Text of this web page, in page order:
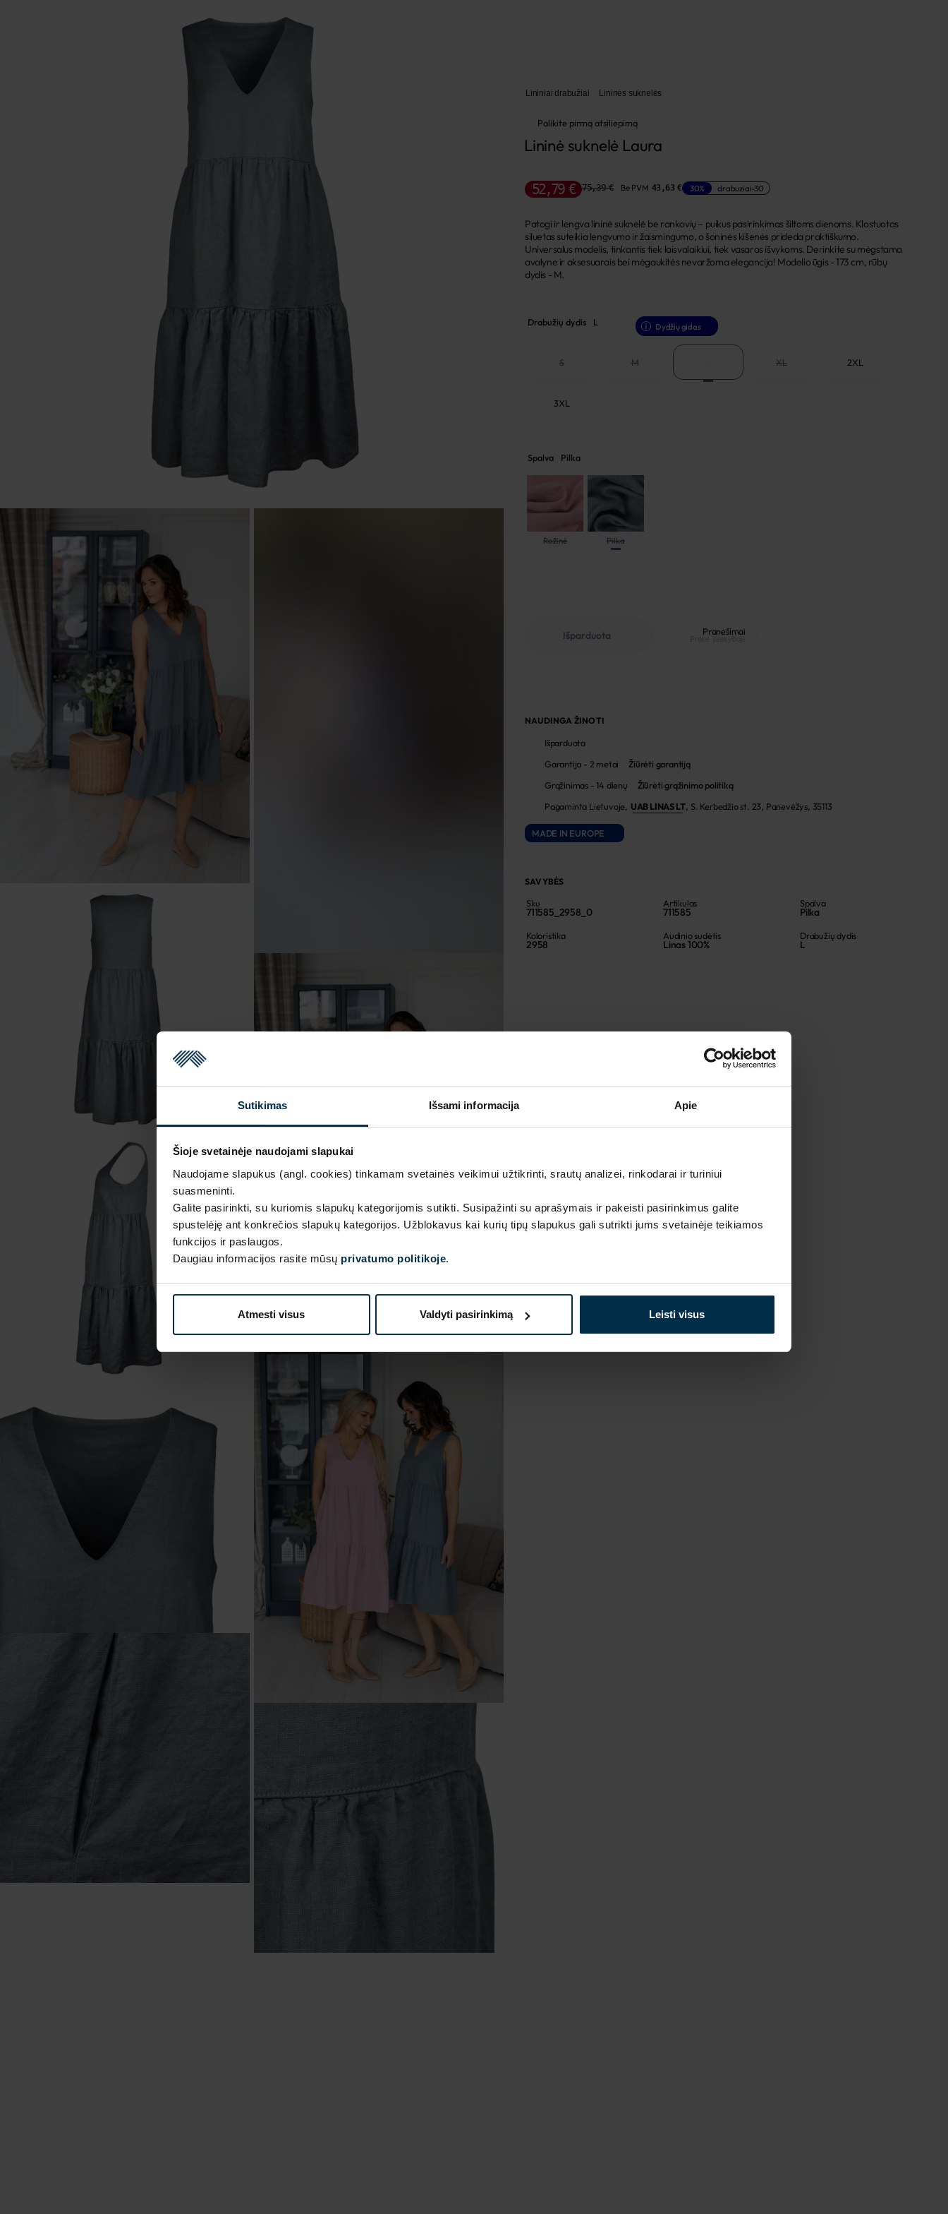
Sutikimas Išsami informacija Apie
Šioje svetainėje naudojami slapukai
Naudojame slapukus (angl. cookies) tinkamam svetainės veikimui užtikrinti, srautų analizei, rinkodarai ir turiniui
suasmeninti.
Galite pasirinkti, su kuriomis slapukų kategorijomis sutikti. Susipažinti su aprašymais ir pakeisti pasirinkimus galite
spustelėję ant konkrečios slapukų kategorijos. Užblokavus kai kurių tipų slapukus gali sutrikti jums svetainėje teikiamos
funkcijos ir paslaugos.
Daugiau informacijos rasite mūsų privatumo politikoje.
Atmesti visus Valdyti pasirinkimą Leisti visus
Lininiai drabužiai Lininės suknelės
Palikite pirmą atsiliepimą
Lininė suknelė Laura
52,79 € 75,39 € Be PVM 43,63 € 30% drabuziai-30
Patogi ir lengva lininė suknelė be rankovių – puikus pasirinkimas šiltoms dienoms. Klostuotas
siluetas suteikia lengvumo ir žaismingumo, o šoninės kišenės prideda praktiškumo.
Universalus modelis, tinkantis tiek laisvalaikiui, tiek vasaros išvykoms. Derinkite su mėgstama
avalyne ir aksesuarais bei mėgaukitės nevaržoma elegancija! Modelio ūgis - 173 cm, rūbų
dydis - M.
Drabužių dydis L Dydžių gidas
S M XL 2XL
3XL
Spalva Pilka
Rožinė Pilka
Išparduota Pranešimai
NAUDINGA ŽINOTI
Išparduota
Garantija - 2 metai
Žiūrėti garantiją
Grąžinimas - 14 dienų
Žiūrėti grąžinimo politiką
Pagaminta Lietuvoje,
UAB LINAS LT S. Kerbedžio st. 23, Panevėžys, 35113
MADE IN EUROPE
SAVYBĖS
Sku
711585_2958_0
Artikulas
711585
Spalva
Pilka
Koloristika
2958
Audinio sudėtis
Linas 100%
Drabužių dydis
L